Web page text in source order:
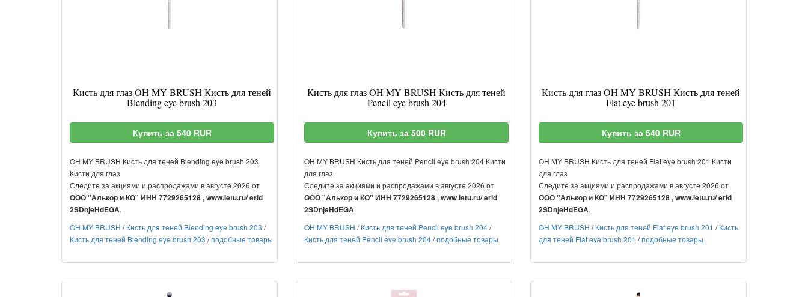
Кисть для глаз OH MY BRUSH Кисть для теней
Blending eye brush 203
Купить за 540 RUR
OH MY BRUSH Кисть для теней Blending eye brush 203
Кисти для глаз
Следите за акциями и распродажами в августе 2026 от
ООО "Алькор и КО" ИНН 7729265128 , www.letu.ru/ erid
2SDnjeHdEGA.
OH MY BRUSH /Кисть для теней Blending eye brush 203 /
Кисть для теней Blending eye brush 203 /подобные товары
Кисть для глаз OH MY BRUSH Кисть для теней
Pencil eye brush 204
Купить за 500 RUR
OH MY BRUSH Кисть для теней Pencil eye brush 204 Кисти
для глаз
Следите за акциями и распродажами в августе 2026 от
ООО "Алькор и КО" ИНН 7729265128 , www.letu.ru/ erid
2SDnjeHdEGA.
OH MY BRUSH /Кисть для теней Pencil eye brush 204/
Кисть для теней Pencil eye brush 204/подобные товары
Кисть для глаз OH MY BRUSH Кисть для теней
Flat eye brush 201
Купить за 540 RUR
OH MY BRUSH Кисть для теней Flat eye brush 201 Кисти
для глаз
Следите за акциями и распродажами в августе 2026 от
ООО "Алькор и КО" ИНН 7729265128 , www.letu.ru/ erid
2SDnjeHdEGA.
OH MY BRUSH /Кисть для теней Flat eye brush 201 /Кисть
для теней Flat eye brush 201 /подобные товары